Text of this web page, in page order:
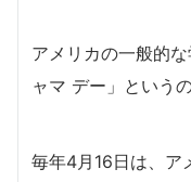
アメリカの一般的
ャマ デー」という
毎年4月16日は、ア